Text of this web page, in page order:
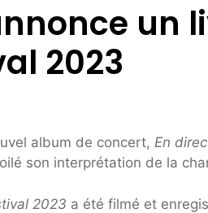
un
2023
album de concert, En
son interprétation de la
2023 a été filmé et